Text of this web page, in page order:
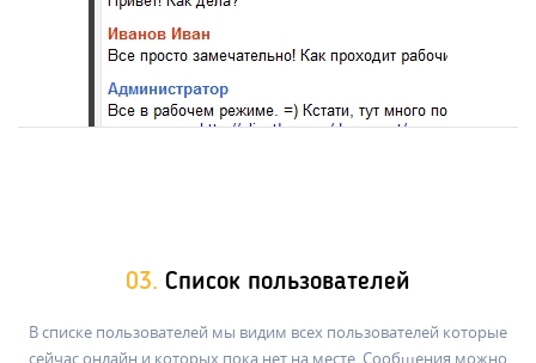
03. Список пользователей
В списке пользователей мы видим всех пользователей которые
сейчас онлайн и которых пока нет на месте. Сообщения можно